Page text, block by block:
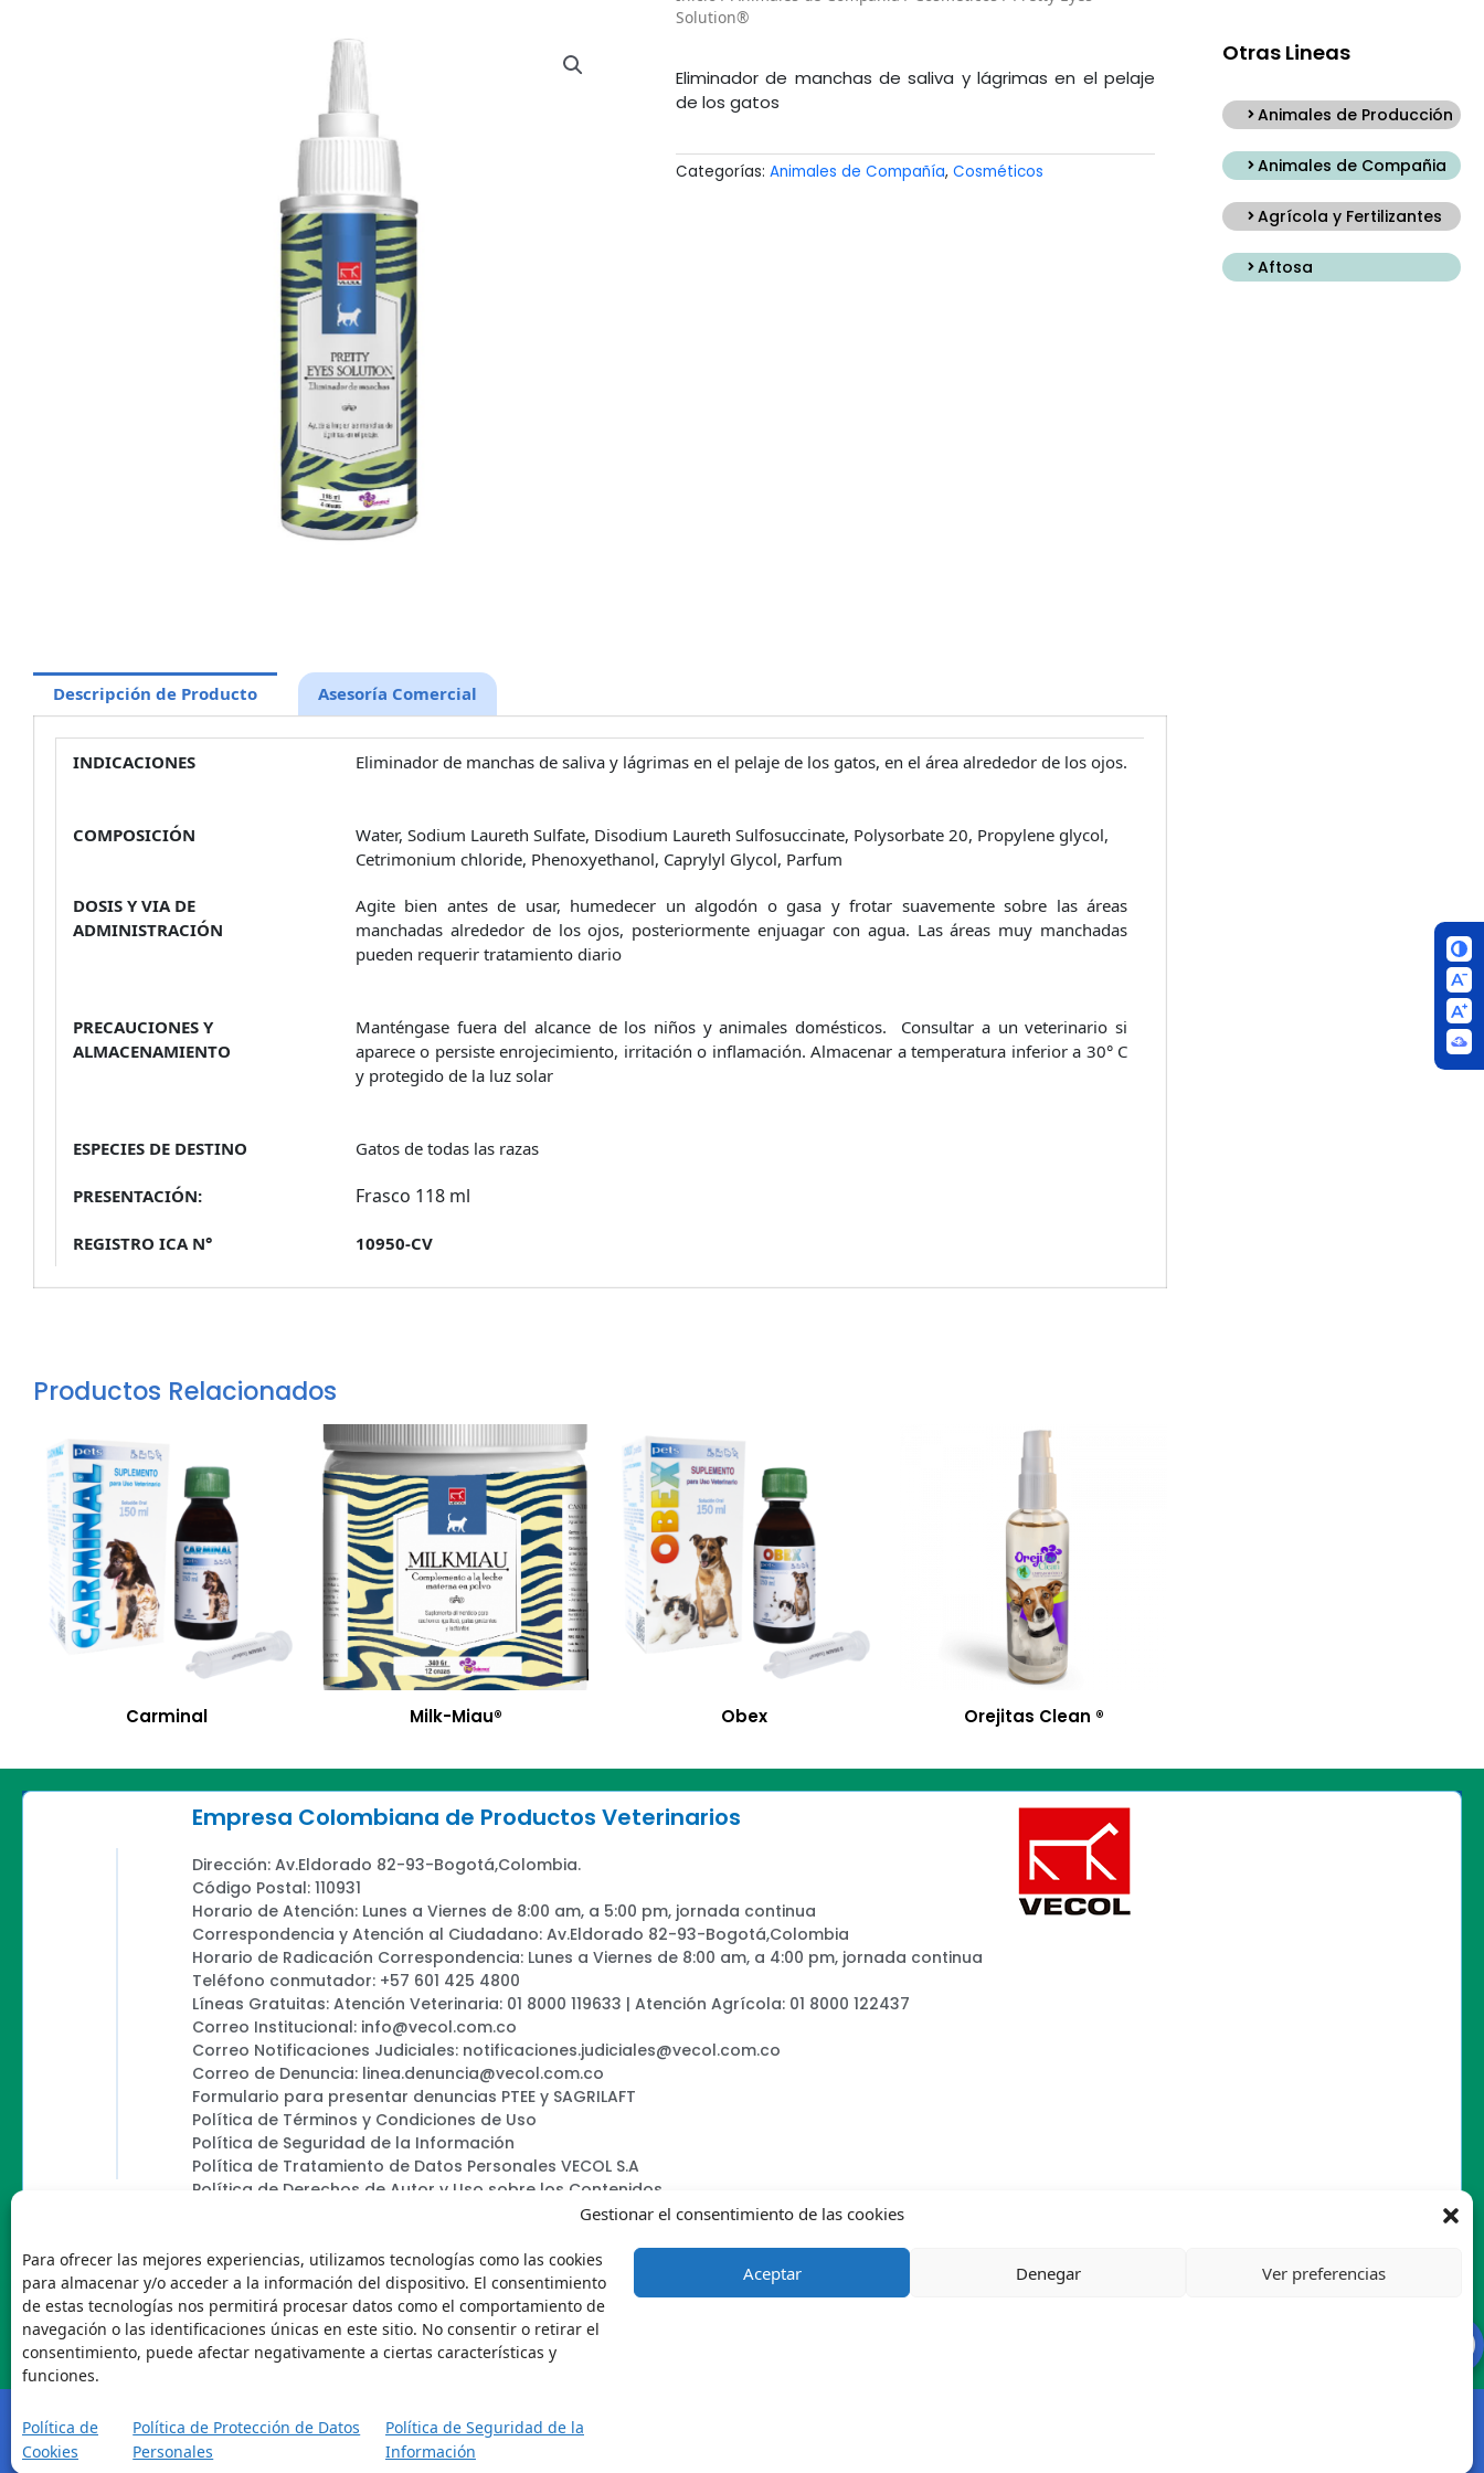
Gestionar el consentimiento de las cookies
Para ofrecer las mejores experiencias, utilizamos tecnologías como las cookies
para almacenar y/o acceder a la información del dispositivo. El consentimiento
de estas tecnologías nos permitirá procesar datos como el comportamiento de
navegación o las identificaciones únicas en este sitio. No consentir o retirar el
consentimiento, puede afectar negativamente a ciertas características y
funciones.
Aceptar Denegar Ver preferencias
Política de
Cookies
Política de Protección de Datos
Personales
Política de Seguridad de la
Información
Solution®
Eliminador de manchas de saliva y lágrimas en el pelaje
de los gatos
Categorías: Animales de Compañía, Cosméticos
Descripción de Producto Asesoría Comercial
INDICACIONES Eliminador de manchas de saliva y lágrimas en el pelaje de los gatos, en el área alrededor de los ojos.
COMPOSICIÓN
Water, Sodium Laureth Sulfate, Disodium Laureth Sulfosuccinate, Polysorbate 20, Propylene glycol,
Cetrimonium chloride, Phenoxyethanol, Caprylyl Glycol, Parfum
DOSIS Y VIA DE
ADMINISTRACIÓN
Agite bien antes de usar, humedecer un algodón o gasa y frotar suavemente sobre las áreas
manchadas alrededor de los ojos, posteriormente enjuagar con agua. Las áreas muy manchadas
pueden requerir tratamiento diario
PRECAUCIONES Y
ALMACENAMIENTO
Manténgase fuera del alcance de los niños y animales domésticos. Consultar a un veterinario si
aparece o persiste enrojecimiento, irritación o inflamación. Almacenar a temperatura inferior a 30° C
y protegido de la luz solar
ESPECIES DE DESTINO Gatos de todas las razas
PRESENTACIÓN: Frasco 118 ml
REGISTRO ICA N° 10950-CV
Productos Relacionados
Carminal Milk-Miau® Obex Orejitas Clean ®
Otras Lineas
Animales de Producción
Animales de Compañia
Agrícola y Fertilizantes
Aftosa
Empresa Colombiana de Productos Veterinarios
Dirección: Av.Eldorado 82-93-Bogotá,Colombia.
Código Postal: 110931
Horario de Atención: Lunes a Viernes de 8:00 am, a 5:00 pm, jornada continua
Correspondencia y Atención al Ciudadano: Av.Eldorado 82-93-Bogotá,Colombia
Horario de Radicación Correspondencia: Lunes a Viernes de 8:00 am, a 4:00 pm, jornada continua
Teléfono conmutador: +57 601 425 4800
Líneas Gratuitas: Atención Veterinaria: 01 8000 119633 | Atención Agrícola: 01 8000 122437
Correo Institucional: info@vecol.com.co
Correo Notificaciones Judiciales: notificaciones.judiciales@vecol.com.co
Correo de Denuncia: linea.denuncia@vecol.com.co
Formulario para presentar denuncias PTEE y SAGRILAFT
Política de Términos y Condiciones de Uso
Política de Seguridad de la Información
Política de Tratamiento de Datos Personales VECOL S.A
Política de Derechos de Autor y Uso sobre los Contenidos
Vecol Vecol.oficial